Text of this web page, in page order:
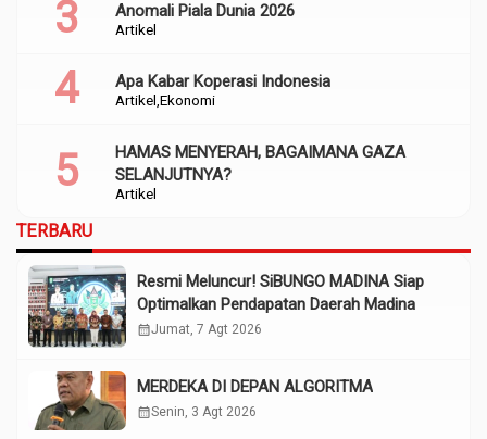
Artikel
Anomali Piala Dunia 2026
Artikel Ekonomi
Apa Kabar Koperasi Indonesia
Artikel
HAMAS MENYERAH, BAGAIMANA GAZA
SELANJUTNYA?
TERBARU
Resmi Meluncur! SiBUNGO MADINA Siap
Optimalkan Pendapatan Daerah Madina
calendar_monthJumat, 7 Agt 2026
MERDEKA DI DEPAN ALGORITMA
calendar_monthSenin, 3 Agt 2026